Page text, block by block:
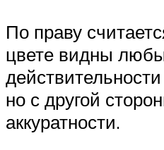
По праву
цвете видны
но с другой
аккуратности.